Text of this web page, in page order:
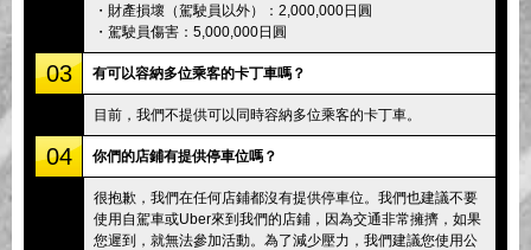
・財產損壞（駕駛員以外）：2,000,000日圓
・駕駛員傷害：5,000,000日圓
03 有可以容納多位乘客的卡丁車嗎？
目前，我們不提供可以同時容納多位乘客的卡丁車。
04 你們的店鋪有提供停車位嗎？
很抱歉，我們在任何店鋪都沒有提供停車位。我們也建議不要
使用自駕車或Uber來到我們的店鋪，因為交通非常擁擠，如果
您遲到，就無法參加活動。為了減少壓力，我們建議您使用公